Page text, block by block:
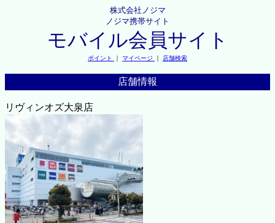
株式会社ノジマ
ノジマ携帯サイト
モバイル会員サイト
ポイント ｜ マイページ ｜ 店舗検索
店舗情報
リヴィンオズ大泉店